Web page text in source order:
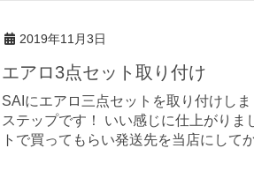
2019年11月3日
エアロ3点セット取り付け
SAIにエアロ三点セットを取り付けし
ステップです！ いい感じに仕上がり
トで買ってもらい発送先を当店にし